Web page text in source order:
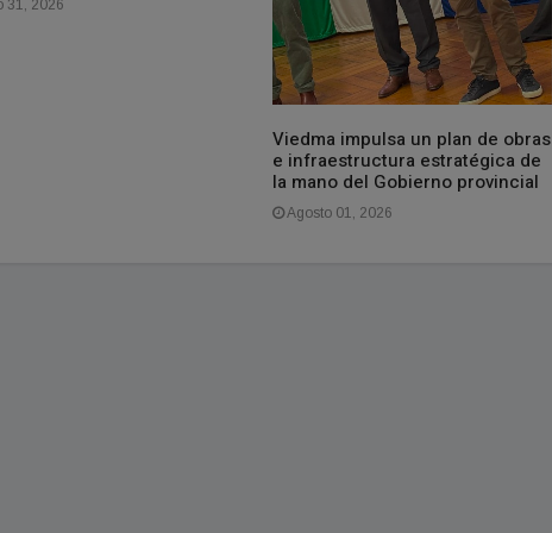
31, 2026
Viedma impulsa un plan de obras
e infraestructura estratégica de
la mano del Gobierno provincial
Agosto 01, 2026